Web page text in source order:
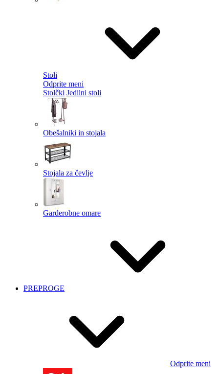
Stoli
Odprite meni
Stolčki Jedilni stoli
Obešalniki in stojala
Stojala za čevlje
Garderobne omare
PREPROGE
Odprite meni